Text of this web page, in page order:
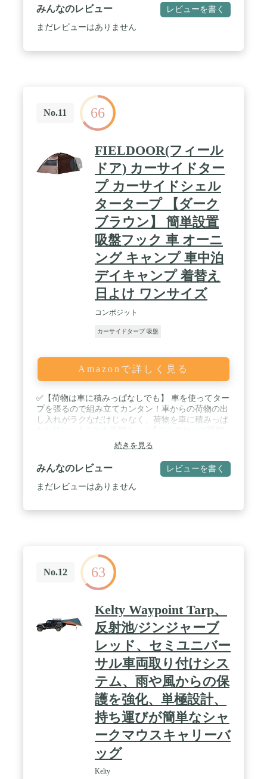
みんなのレビュー レビューを書く
まだレビューはありません
No.11 66
FIELDOOR(フィール
ドア) カーサイドター
プ カーサイドシェル
タータープ 【ダーク
ブラウン】 簡単設置
吸盤フック 車 オーニ
ング キャンプ 車中泊
デイキャンプ 着替え
日よけ ワンサイズ
コンポジット
カーサイドタープ 吸盤
Amazonで詳しく見る
✅【荷物は車に積みっぱなしでも】 車を使ってター
プを張るので組み立てカンタン！車からの荷物の出
し入れがラクなだけじゃなく、荷物を車に積みっぱ
なシェルター型】 出入口をメッシュ面にして使用し
たり、両サイドを巻き上げてオープンに使用も可
能。環境に合わせてレイアウトを楽しめます。 /
✅【取り付けカンタンな吸盤フック】 吸盤フックが
付属しているので取り付けカンタン！車に設置する
ズ：本体サイズ : (約)330cm×350cm、収納時 :
(約)63cm×18cm×18cm 材質：・生地 : ポリエステ
ル・ポール : グラスファイバー 重量：(約)5kg、耐
水圧：1,500mm以上 付属品：・タープ×1・ポール
ッグ×1・取扱説明書(日本語) / [こんな商品をお探し
の方に] カーサイドオーニング カーサイドオーニン
グタープ カーサイドオーニングテント カーサイド
オーニング カーサイドスクリーン 耐久性 カーサイ
ドシェルター カーサイドシェルター カーサイドタ
続きを見る
みんなのレビュー レビューを書く
まだレビューはありません
No.12 63
Kelty Waypoint Tarp、
反射池/ジンジャーブ
レッド、セミユニバー
サル車両取り付けシス
テム、雨や風からの保
護を強化、単極設計、
持ち運びが簡単なシャ
ークマウスキャリーバ
ッグ
Kelty